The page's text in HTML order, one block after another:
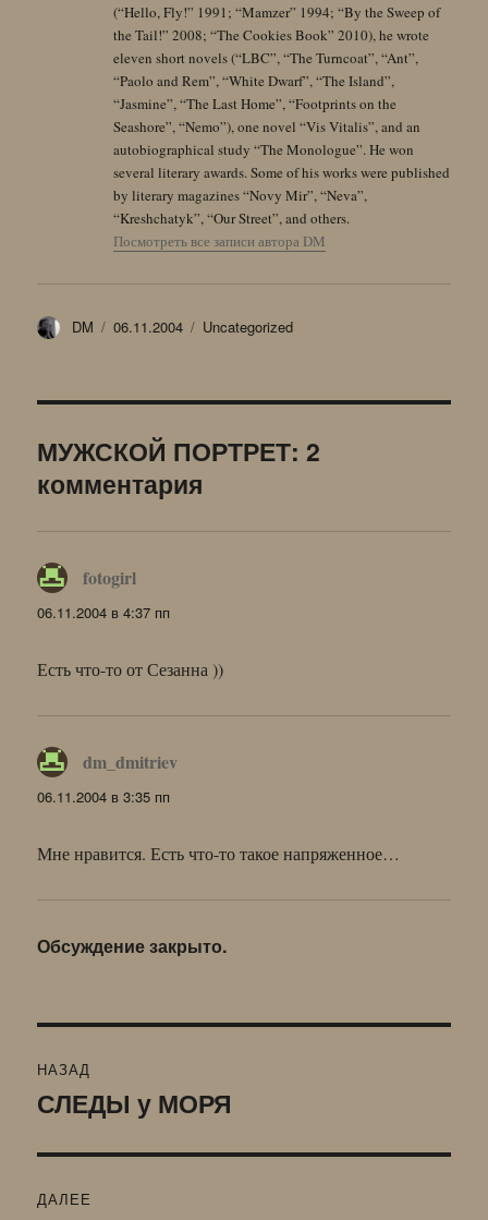
(“Hello, Fly!” 1991; “Mamzer” 1994; “By the Sweep of
the Tail!” 2008; “The Cookies Book” 2010), he wrote
eleven short novels (“LBC”, “The Turncoat”, “Ant”,
“Paolo and Rem”, “White Dwarf”, “The Island”,
“Jasmine”, “The Last Home”, “Footprints on the
Seashore”, “Nemo”), one novel “Vis Vitalis”, and an
autobiographical study “The Monologue”. He won
several literary awards. Some of his works were published
by literary magazines “Novy Mir”, “Neva”,
“Kreshchatyk”, “Our Street”, and others.
Посмотреть все записи автора DM
Автор
DM Опубликовано
06.11.2004 Рубрики
Uncategorized
МУЖСКОЙ ПОРТРЕТ: 2
комментария
fotogirl
06.11.2004 в 4:37 пп
Есть что-то от Сезанна ))
dm_dmitriev
06.11.2004 в 3:35 пп
Мне нравится. Есть что-то такое напряженное…
Обсуждение закрыто.
по
НАЗАД
Предыдущая
СЛЕДЫ у МОРЯ
ДАЛЕЕ